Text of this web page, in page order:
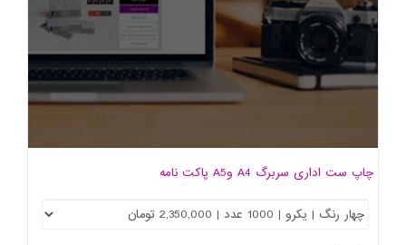
چاپ ست اداری سربرگ A4 وA5 پاکت نامه